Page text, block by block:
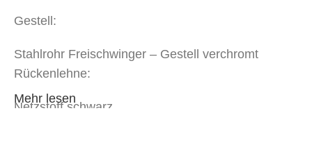
Gestell:
Stahlrohr Freischwinger – Gestell verchromt
Rückenlehne:
Netzstoff schwarz
Mehr lesen